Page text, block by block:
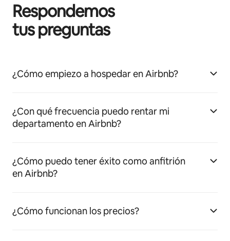
Respondemos
tus preguntas
¿Cómo empiezo a hospedar en Airbnb?
¿Con qué frecuencia puedo rentar mi
departamento en Airbnb?
¿Cómo puedo tener éxito como anfitrión
en Airbnb?
¿Cómo funcionan los precios?